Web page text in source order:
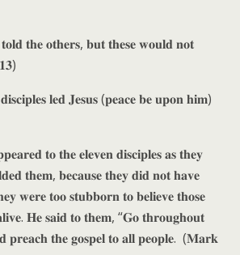
𝐭𝐡𝐞 𝐨𝐭𝐡𝐞𝐫𝐬, 𝐛𝐮𝐭 𝐭𝐡𝐞𝐬𝐞 𝐰𝐨𝐮𝐥𝐝 𝐧𝐨𝐭
𝐥𝐞𝐝 𝐉𝐞𝐬𝐮𝐬 (𝐩𝐞𝐚𝐜𝐞 𝐛𝐞 𝐮𝐩𝐨𝐧 𝐡𝐢𝐦)
𝐭𝐨 𝐭𝐡𝐞 𝐞𝐥𝐞𝐯𝐞𝐧 𝐝𝐢𝐬𝐜𝐢𝐩𝐥𝐞𝐬 𝐚𝐬 𝐭𝐡𝐞𝐲
𝐭𝐡𝐞𝐦, 𝐛𝐞𝐜𝐚𝐮𝐬𝐞 𝐭𝐡𝐞𝐲 𝐝𝐢𝐝 𝐧𝐨𝐭 𝐡𝐚𝐯𝐞
𝐰𝐞𝐫𝐞 𝐭𝐨𝐨 𝐬𝐭𝐮𝐛𝐛𝐨𝐫𝐧 𝐭𝐨 𝐛𝐞𝐥𝐢𝐞𝐯𝐞 𝐭𝐡𝐨𝐬𝐞
𝐇𝐞 𝐬𝐚𝐢𝐝 𝐭𝐨 𝐭𝐡𝐞𝐦, “𝐆𝐨 𝐭𝐡𝐫𝐨𝐮𝐠𝐡𝐨𝐮𝐭
𝐩𝐫𝐞𝐚𝐜𝐡 𝐭𝐡𝐞 𝐠𝐨𝐬𝐩𝐞𝐥 𝐭𝐨 𝐚𝐥𝐥 𝐩𝐞𝐨𝐩𝐥𝐞. (𝐌𝐚𝐫𝐤